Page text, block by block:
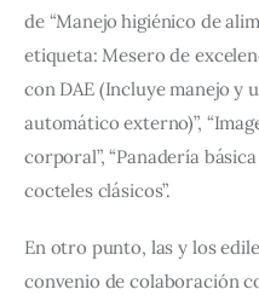
de “Manejo higiénico de
etiqueta: Mesero de
con DAE (Incluye manejo y
automático externo)”,
corporal”, “Panadería
cocteles clásicos”.
En otro punto, las y los
convenio de colaboración